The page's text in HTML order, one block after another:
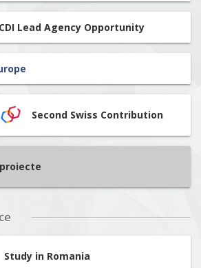
Lead Agency Opportunity
Second Swiss Contribution
Study in Romania